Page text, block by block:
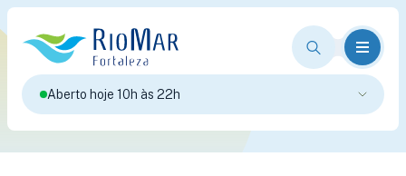
Aberto hoje 10h às 22h